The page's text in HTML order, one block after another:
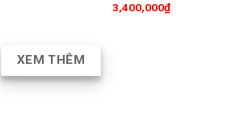
3,400,000₫
XEM THÊM